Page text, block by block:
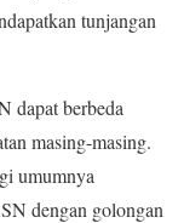
tunjangan
dapat berbeda
masing-masing.
umumnya
dengan golongan